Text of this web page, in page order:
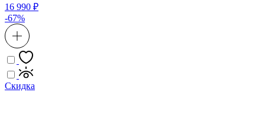
16 990 ₽
-67%
Скидка